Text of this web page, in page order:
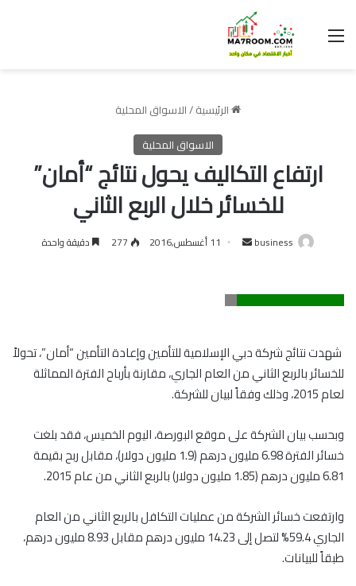
القائمة
الرئيسية/الاسواق المحلية
الاسواق المحلية
ارتفاع التكاليف يحول نتائج “أمان”
للخسائر خلال الربع الثاني
business
أرسل 11 أغسطس,2016 277 دقيقة واحدة
شهدت نتائج شركة دبي الإسلامية للتأمين وإعادة التأمين “أمان”، تحولاً
للخسائر بالربع الثاني من العام الجاري، مقارنة بأرباح الفترة المماثلة
لعام 2015، وذلك وفقاً لبيان للشركة.
وبحسب بيان الشركة على موقع البورصة، اليوم الخميس، فقد بلغت
خسائر الفترة 6.98 مليون درهم (1.9 مليون دولار)، مقابل ربح بقيمة
6.81 مليون درهم (1.85 مليون دولار) بالربع الثاني من عام 2015.
وارتفعت خسائر الشركة من عمليات التكافل بالربع الثاني من العام
الجاري 59.4% لتصل إلى 14.23 مليون درهم مقابل 8.93 مليون درهم،
طبقاً للبيانات.